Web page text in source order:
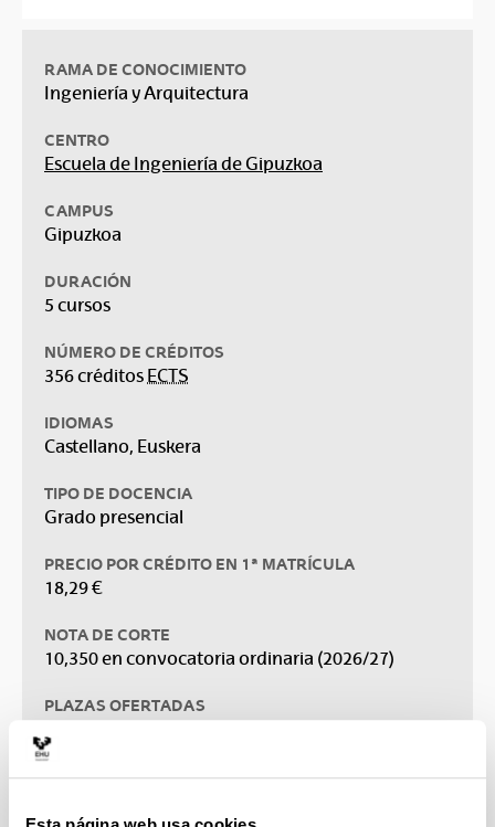
RAMA DE CONOCIMIENTO
Ingeniería y Arquitectura
CENTRO
Escuela de Ingeniería de Gipuzkoa
CAMPUS
Gipuzkoa
DURACIÓN
5 cursos
NÚMERO DE CRÉDITOS
356 créditos ECTS
IDIOMAS
Castellano, Euskera
TIPO DE DOCENCIA
Grado presencial
PRECIO POR CRÉDITO EN 1ª MATRÍCULA
18,29 €
NOTA DE CORTE
10,350 en convocatoria ordinaria (2026/27)
PLAZAS OFERTADAS
Folleto informativo